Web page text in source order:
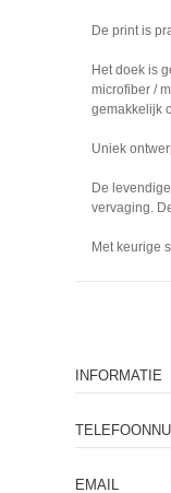
De print is
Het doek is
microfiber /
gemakkelijk
Uniek
De
vervaging.
Met keurige
INFORMATIE
EMAIL